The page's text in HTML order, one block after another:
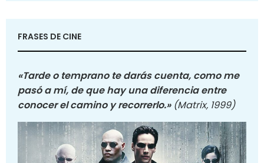
FRASES DE CINE
«Tarde o temprano te darás cuenta, como me
pasó a mí, de que hay una diferencia entre
conocer el camino y recorrerlo.» (Matrix, 1999)